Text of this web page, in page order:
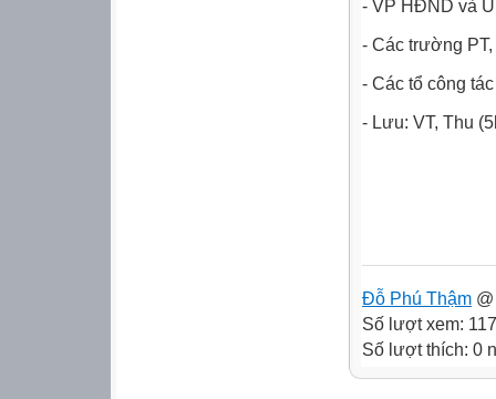
- VP HĐND và
- Các trường
- Các tổ
- Lưu: VT, Thu
Đỗ Phú Thậm
Số lượt xem:
Số lượt thích: 0